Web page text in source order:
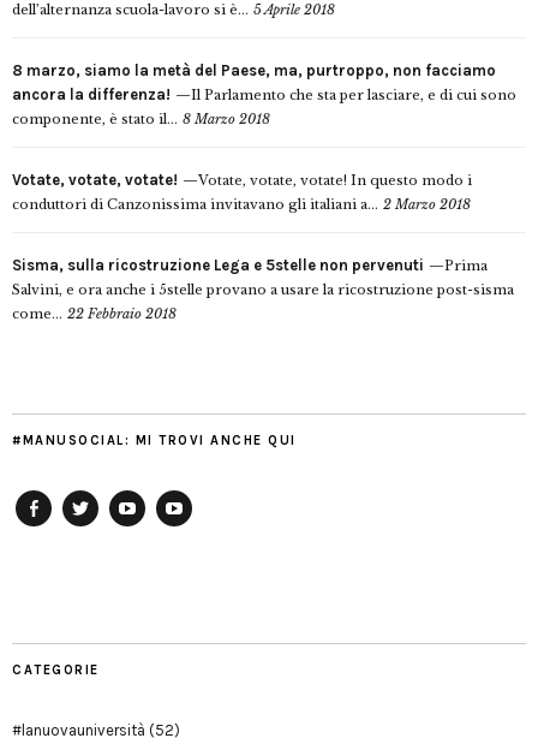
dell’alternanza scuola-lavoro si è... 5 Aprile 2018
8 marzo, siamo la metà del Paese, ma, purtroppo, non facciamo
ancora la differenza!
Il Parlamento che sta per lasciare, e di cui sono
componente, è stato il... 8 Marzo 2018
Votate, votate, votate!
Votate, votate, votate! In questo modo i
conduttori di Canzonissima invitavano gli italiani a... 2 Marzo 2018
Sisma, sulla ricostruzione Lega e 5stelle non pervenuti
Prima
Salvini, e ora anche i 5stelle provano a usare la ricostruzione post-sisma
come... 22 Febbraio 2018
#MANUSOCIAL: MI TROVI ANCHE QUI
CATEGORIE
#lanuovauniversità (52)